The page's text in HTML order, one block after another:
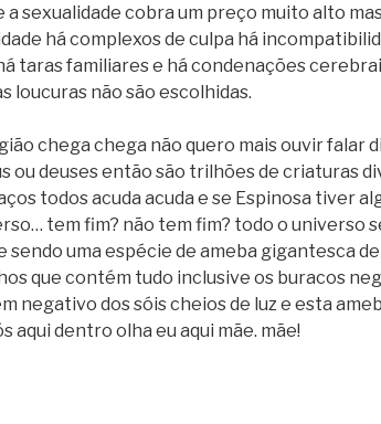
a sexualidade cobra um preço muito alto
há complexos de culpa há
taras familiares e há condenações
loucuras não são escolhidas.
chega chega não quero mais ouvir falar
ou deuses então são trilhões de criaturas
todos acuda acuda e se Espinosa tiver
tem fim? não tem fim? todo o universo
sendo uma espécie de ameba gigantesca
que contém tudo inclusive os buracos
negativo dos sóis cheios de luz e esta
aqui dentro olha eu aqui mãe. mãe!